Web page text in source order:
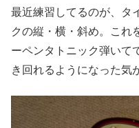
最近練習してるのが、タ
クの縦・横・斜め。これ
ーペンタトニック弾いて
き回れるようになった気